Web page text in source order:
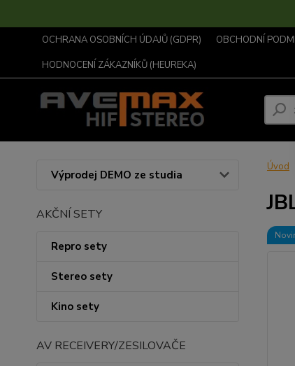
OCHRANA OSOBNÍCH ÚDAJŮ (GDPR) OBCHODNÍ
HODNOCENÍ ZÁKAZNÍKŮ (HEUREKA)
Výprodej DEMO ze studia
AKČNÍ SETY
Repro sety
Stereo sety
Kino sety
AV RECEIVERY/ZESILOVAČE
Úvod